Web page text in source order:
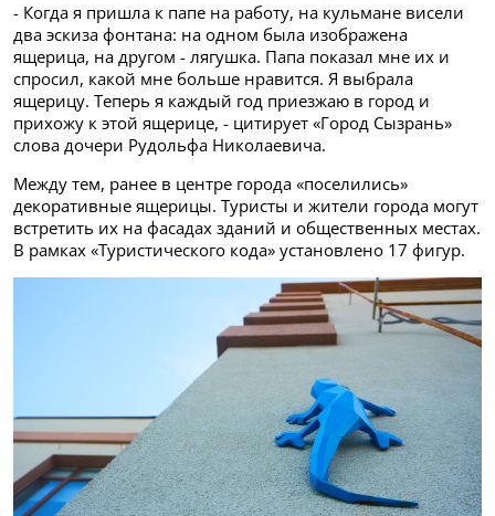
- Когда я пришла к папе на работу, на кульмане висели
два эскиза фонтана: на одном была изображена
ящерица, на другом - лягушка. Папа показал мне их и
спросил, какой мне больше нравится. Я выбрала
ящерицу. Теперь я каждый год приезжаю в город и
прихожу к этой ящерице, - цитирует «Город Сызрань»
слова дочери Рудольфа Николаевича.
Между тем, ранее в центре города «поселились»
декоративные ящерицы. Туристы и жители города могут
встретить их на фасадах зданий и общественных местах.
В рамках «Туристического кода» установлено 17 фигур.